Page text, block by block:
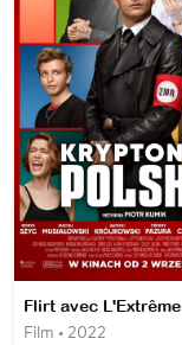
Flirt avec L'Extrême
Film • 2022